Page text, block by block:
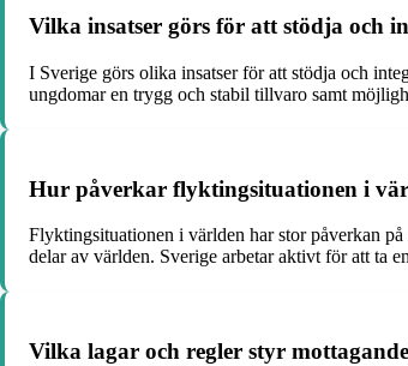
Vilka insatser görs för att stödja och
I Sverige görs olika insatser för att stödja och
ungdomar en trygg och stabil tillvaro samt
Hur påverkar flyktingsituationen i
Flyktingsituationen i världen har stor påverkan
delar av världen. Sverige arbetar aktivt för att ta
Vilka lagar och regler styr